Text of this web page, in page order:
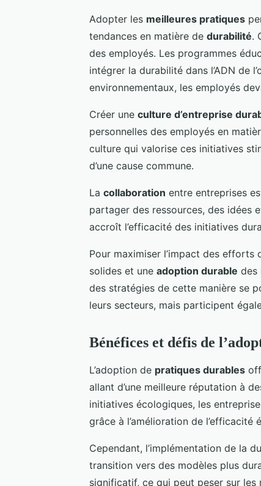
Adopter les meilleures pratiques
tendances en matière de durabilité.
des employés. Les programmes
intégrer la durabilité dans l’ADN de
environnementaux, les employés
Créer une culture d’entreprise
personnelles des employés en
culture qui valorise ces initiatives
d’une cause commune.
La collaboration entre entreprises
partager des ressources, des idées
accroît l’efficacité des initiatives
Pour maximiser l’impact des efforts
solides et une adoption durable des
des stratégies de cette manière se
leurs secteurs, mais participent
Bénéfices et défis de
L’adoption de pratiques durables
allant d’une meilleure réputation à
initiatives écologiques, les
grâce à l’amélioration de
Cependant, l’implémentation de la
transition vers des modèles plus
significatif, ce qui peut peser sur